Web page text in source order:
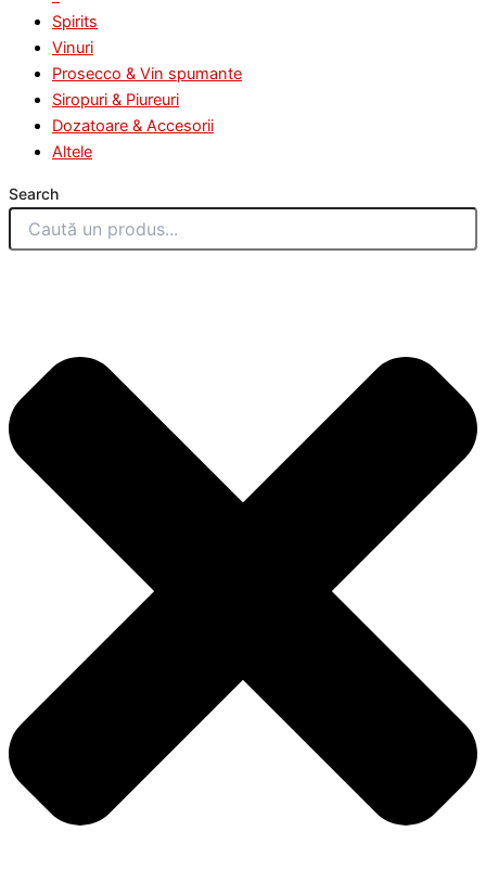
Spirits
Vinuri
Prosecco & Vin spumante
Siropuri & Piureuri
Dozatoare & Accesorii
Altele
Search